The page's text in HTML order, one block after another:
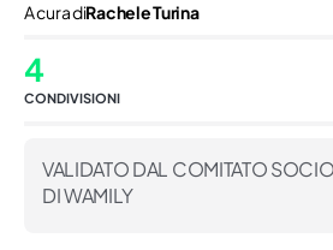
A cura diRachele Turina
4
CONDIVISIONI
VALIDATO DAL COMITATO
DI WAMILY